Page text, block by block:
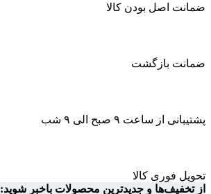
ضمانت اصل بودن کالا
ضمانت بازگشت
پشتیبانی از ساعت ۹ صبح الی ۹ شب
تحویل فوری کالا
از تخفیف‌ها و جدیدترین محصولات باخبر شوید: